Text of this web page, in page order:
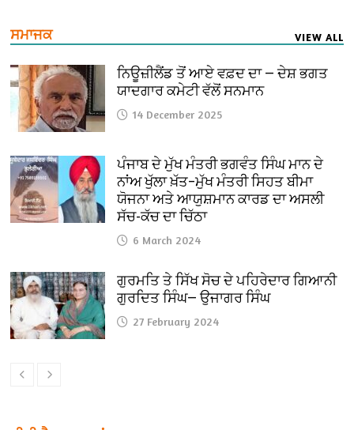
ਸਮਾਜਕ VIEW ALL
ਨਿਊਜ਼ੀਲੈਂਡ ਤੋਂ ਆਏ ਵਫ਼ਦ ਦਾ — ਦੇਸ਼ ਭਗਤ
ਯਾਦਗਾਰ ਕਮੇਟੀ ਵੱਲੋਂ ਸਨਮਾਨ
14 December 2025
ਪੰਜਾਬ ਦੇ ਮੁੱਖ ਮੰਤਰੀ ਭਗਵੰਤ ਸਿੰਘ ਮਾਨ ਦੇ
ਨਾਂਅ ਖੁੱਲਾ ਖ਼ੱਤ–ਮੁੱਖ ਮੰਤਰੀ ਸਿਹਤ ਬੀਮਾ
ਯੋਜਨਾ ਅਤੇ ਆਯੁਸ਼ਮਾਨ ਕਾਰਡ ਦਾ ਅਸਲੀ
ਸੱਚ-ਕੱਚ ਦਾ ਚਿੱਠਾ
6 March 2024
ਗੁਰਮਤਿ ਤੇ ਸਿੱਖ ਸੋਚ ਦੇ ਪਹਿਰੇਦਾਰ ਗਿਆਨੀ
ਗੁਰਦਿਤ ਸਿੰਘ— ਉਜਾਗਰ ਸਿੰਘ
27 February 2024